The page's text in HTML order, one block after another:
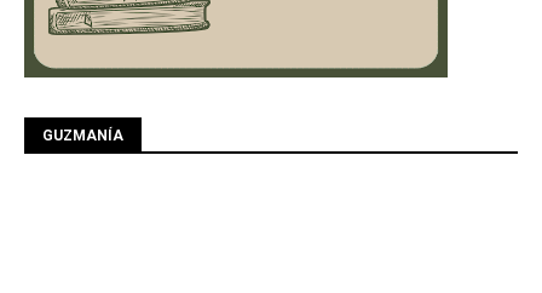
GUZMANÍA